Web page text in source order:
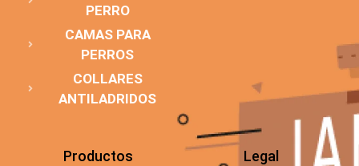
PERRO
CAMAS PARA
PERROS
COLLARES
ANTILADRIDOS
Productos Legal